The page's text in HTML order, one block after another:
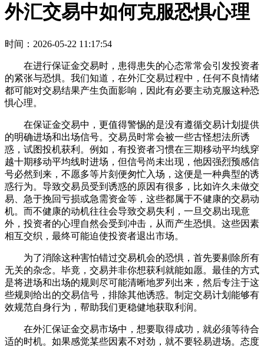
外汇交易中如何克服恐惧心理
时间：2026-05-22 11:17:54
在进行保证金交易时，患得患失的心态常常会引发投资者
的紧张与恐惧。我们知道，在外汇交易过程中，任何不良情绪
都可能对交易结果产生负面影响，因此有必要主动克服这种恐
惧心理。
在保证金交易中，更值得警惕的是没有遵循交易计划提供
的明确进场和出场信号。交易员时常会被一些古怪想法所诱
惑，试图投机获利。例如，有投资者习惯在三期移动平均线穿
越十期移动平均线时进场，但信号尚未出现，他因强烈预感信
号必然到来，不愿多等片刻便匆忙入场，这便是一种典型的诱
惑行为。导致交易员受到诱惑的原因有很多，比如许久未做交
易、急于挽回亏损或急需资金等，这些都属于不健康的交易动
机。而不健康的动机往往会导致交易失利，一旦交易出现意
外，投资者的心理自然会受到冲击，从而产生恐惧。这些因素
相互交织，最终可能迫使投资者退出市场。
为了消除这种害怕错过交易机会的恐惧，首先要剔除所有
无关的杂念。毕竟，交易并非你想获利就能如愿。最佳的方式
是将进场和出场的规则尽可能清晰地罗列出来，然后专注于这
些规则给出的交易信号，排除其他诱惑。制定交易计划能够有
效规范自身行为，帮助我们更稳健地获取利润。
在外汇保证金交易市场中，想要取得成功，就必须等待合
适的时机。如果感觉某些因素不对劲，就不要轻易进场。态度